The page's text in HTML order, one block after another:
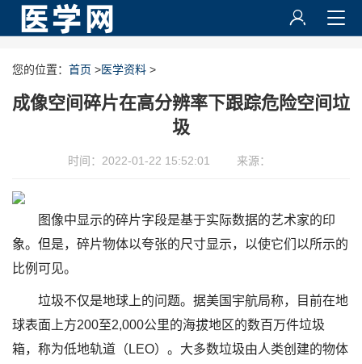
您的位置： 首页 >医学资料 >
成像空间碎片在高分辨率下跟踪危险空间垃
圾
时间：2022-01-22 15:52:01 来源：
图像中显示的碎片字段是基于实际数据的艺术家的印
象。但是，碎片物体以夸张的尺寸显示，以使它们以所示的
比例可见。
垃圾不仅是地球上的问题。据美国宇航局称，目前在地
球表面上方200至2,000公里的海拔地区的数百万件垃圾
箱，称为低地轨道（LEO）。大多数垃圾由人类创建的物体